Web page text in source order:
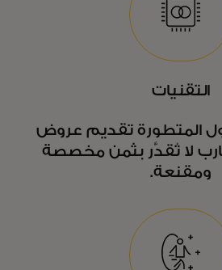
التقنيات
المتطورة تقديم عروض
لا تُقدَّر بثمن مخصصة
ومقنعة.